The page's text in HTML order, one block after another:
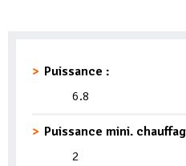
Puissance :
6.8
Puissance mini.
2